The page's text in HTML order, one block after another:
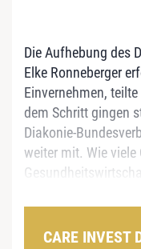
Die Aufhebung des
Elke Ronneberger
Einvernehmen,
dem Schritt gingen
Diakonie-
weiter mit. Wie viele
CARE INVEST